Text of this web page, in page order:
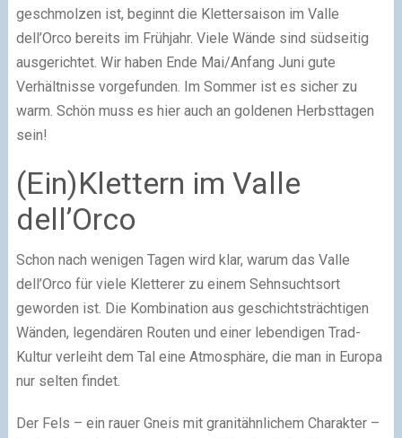
geschmolzen ist, beginnt die Klettersaison im Valle
dell’Orco bereits im Frühjahr. Viele Wände sind südseitig
ausgerichtet. Wir haben Ende Mai/Anfang Juni gute
Verhältnisse vorgefunden. Im Sommer ist es sicher zu
warm. Schön muss es hier auch an goldenen Herbsttagen
sein!
(Ein)Klettern im Valle
dell’Orco
Schon nach wenigen Tagen wird klar, warum das Valle
dell’Orco für viele Kletterer zu einem Sehnsuchtsort
geworden ist. Die Kombination aus geschichtsträchtigen
Wänden, legendären Routen und einer lebendigen Trad-
Kultur verleiht dem Tal eine Atmosphäre, die man in Europa
nur selten findet.
Der Fels – ein rauer Gneis mit granitähnlichem Charakter –